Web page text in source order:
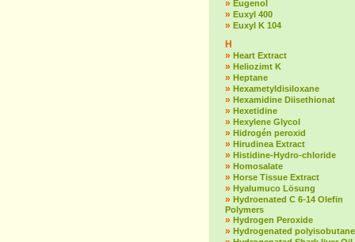
» Eugenol
» Euxyl 400
» Euxyl K 104
H
» Heart Extract
» Heliozimt K
» Heptane
» Hexametyldisiloxane
» Hexamidine Diisethionat
» Hexetidine
» Hexylene Glycol
» Hidrogén peroxid
» Hirudinea Extract
» Histidine-Hydro-chloride
» Homosalate
» Horse Tissue Extract
» Hyalumuco Lösung
» Hydroenated C 6-14 Olefin
Polymers
» Hydrogen Peroxide
» Hydrogenated polyisobutane